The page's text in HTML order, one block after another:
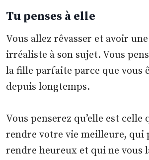
Tu penses à elle
Vous allez rêvasser et avoir
irréaliste à son sujet. Vous
la fille parfaite parce que vous
depuis longtemps.
Vous penserez qu’elle est celle
rendre votre vie meilleure, qui
rendre heureux et qui ne vous